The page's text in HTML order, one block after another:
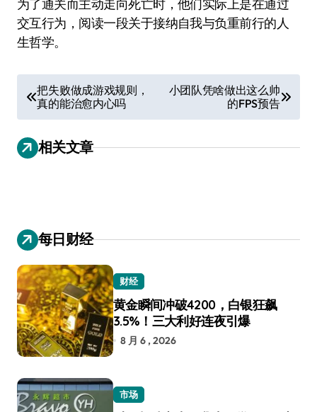
为了通关而主动走向死亡时，他们实际上是在通过
交互行为，阅读一段关于接纳自我与负重前行的人
生哲学。
章
导
航
把失败做成游戏规则，
真的能治愈内心吗
小团队凭啥做出这么帅
的FPS预告
相关文章
每日财经
财经
黄金瞬间冲破4200，白银狂飙
3.5%！三大利好连夜引爆
8 月 6 , 2026
市场